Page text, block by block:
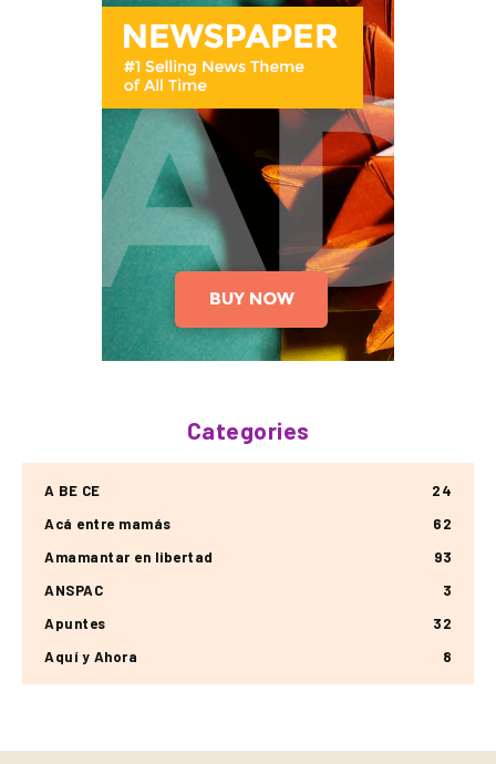
Categories
A BE CE
24
Acá entre mamás
62
Amamantar en libertad
93
ANSPAC
3
Apuntes
32
Aquí y Ahora
8